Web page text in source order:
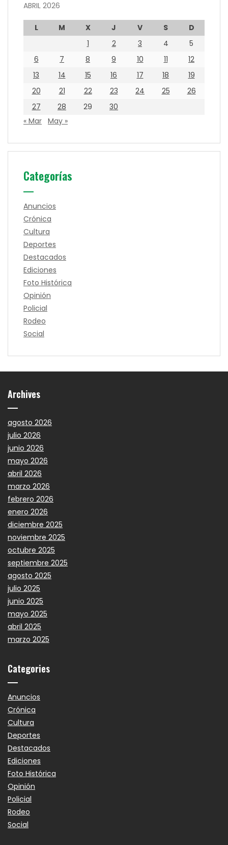
ABRIL 2026
L M X J V S
D
1
2 3 4
5
6
7 8 9 10 11
12
13
14 15 16 17 18
19
20
21 22 23 24 25
26
27
28 29
30
« Mar May »
Categorías
Anuncios
Crónica
Cultura
Deportes
Destacados
Ediciones
Foto Histórica
Opinión
Policial
Rodeo
Social
Archives
agosto 2026
julio 2026
junio 2026
mayo 2026
abril 2026
marzo 2026
febrero 2026
enero 2026
diciembre 2025
noviembre 2025
octubre 2025
septiembre 2025
agosto 2025
julio 2025
junio 2025
mayo 2025
abril 2025
marzo 2025
Categories
Anuncios
Crónica
Cultura
Deportes
Destacados
Ediciones
Foto Histórica
Opinión
Policial
Rodeo
Social